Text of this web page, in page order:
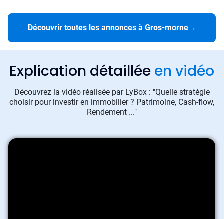
Découvrir toutes les annonces à Gros-morne→
Explication détaillée en vidéo
Découvrez la vidéo réalisée par LyBox : "Quelle stratégie
choisir pour investir en immobilier ? Patrimoine, Cash-flow,
Rendement ..."